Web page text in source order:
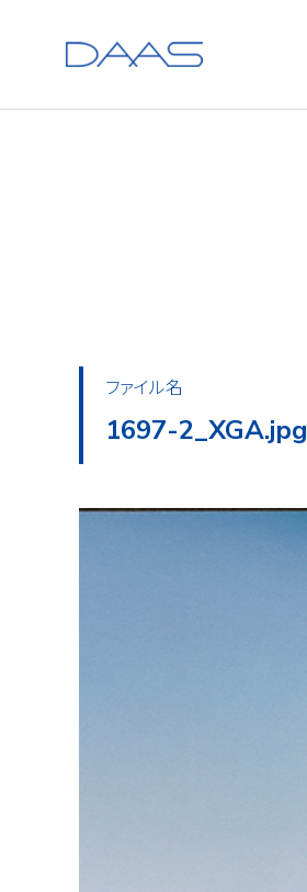
ファイル名
1697-2_XGA.jpg